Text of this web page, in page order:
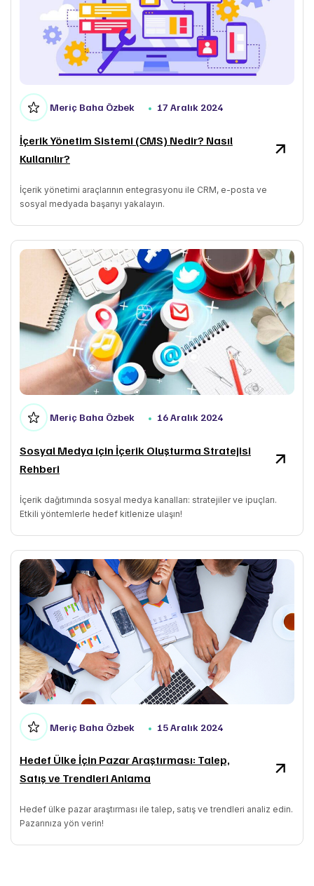
Meriç Baha Özbek 17 Aralık 2024
İçerik Yönetim Sistemi (CMS) Nedir? Nasıl
Kullanılır?
İçerik yönetimi araçlarının entegrasyonu ile CRM, e-posta ve
sosyal medyada başarıyı yakalayın.
Meriç Baha Özbek 16 Aralık 2024
Sosyal Medya için İçerik Oluşturma Stratejisi
Rehberi
İçerik dağıtımında sosyal medya kanalları: stratejiler ve ipuçları.
Etkili yöntemlerle hedef kitlenize ulaşın!
Meriç Baha Özbek 15 Aralık 2024
Hedef Ülke İçin Pazar Araştırması: Talep,
Satış ve Trendleri Anlama
Hedef ülke pazar araştırması ile talep, satış ve trendleri analiz edin.
Pazarınıza yön verin!